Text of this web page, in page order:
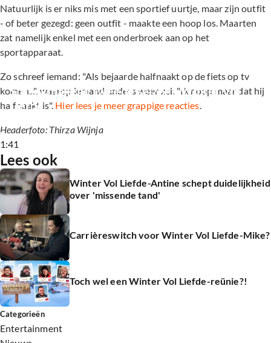
Natuurlijk is er niks mis met een sportief uurtje, maar zijn outfit
- of beter gezegd: geen outfit - maakte een hoop los. Maarten
zat namelijk enkel met een onderbroek aan op het
sportapparaat.
Zo schreef iemand: "Als bejaarde halfnaakt op de fiets op tv
komen...", waarop iemand anders weer zei: "Ik hoop maar dat hij
halfnaakt is". Hier lees je meer grappige reacties.
1:41
Spraakmakend tweede seizoen Winter Vol
Liefde
Headerfoto: Thirza Wijnja
Lees ook
Winter Vol Liefde-Antine schept duidelijkheid
over 'missende tand'
Carrièreswitch voor Winter Vol Liefde-Mike?
Toch wel een Winter Vol Liefde-reünie?!
Categorieën
Entertainment